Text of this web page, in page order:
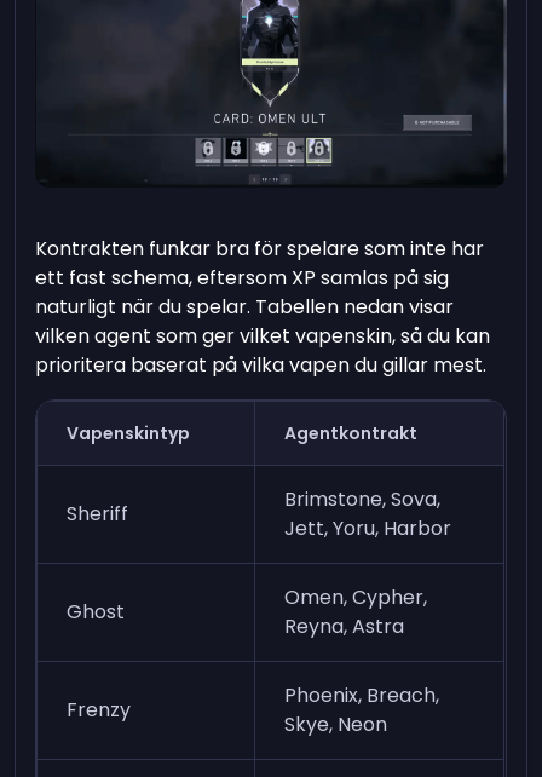
Kontrakten funkar bra för spelare som inte har
ett fast schema, eftersom XP samlas på sig
naturligt när du spelar. Tabellen nedan visar
vilken agent som ger vilket vapenskin, så du kan
prioritera baserat på vilka vapen du gillar mest.
Vapenskintyp Agentkontrakt
Sheriff
Brimstone, Sova,
Jett, Yoru, Harbor
Ghost
Omen, Cypher,
Reyna, Astra
Frenzy
Phoenix, Breach,
Skye, Neon